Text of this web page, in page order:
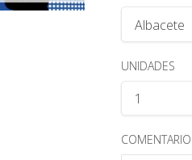
UNIDADES
COMENTARIO